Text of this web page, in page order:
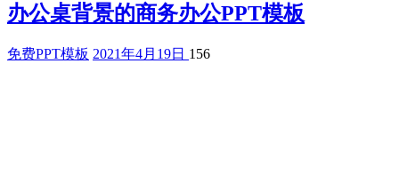
办公桌背景的商务办公PPT模板
免费PPT模板 2021年4月19日 156